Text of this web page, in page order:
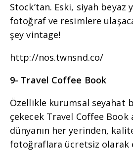
Stock’tan. Eski, siyah beyaz
fotoğraf ve resimlere
şey vintage!
http://nos.twnsnd.co/
9- Travel Coffee Book
Özellikle kurumsal seyahat
çekecek Travel Coffee Book
dünyanın her yerinden,
fotoğraflara ücretsiz olarak